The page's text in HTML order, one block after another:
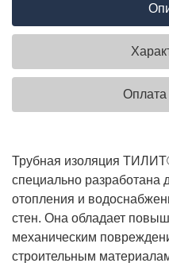
Оплата
Трубная изоляция
специально разработана
отопления и
стен. Она обладает
механическим
строительным